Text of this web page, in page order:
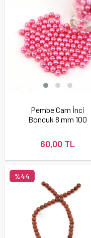
Pembe Cam İnci
Boncuk 8 mm 100
60,00 TL
%44